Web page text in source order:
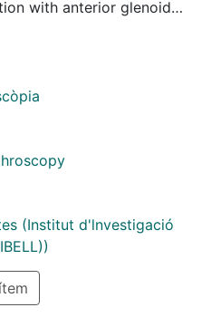
with anterior glenoid
failed Bankart repair,
and arthroscopic
similar outcomes by
low, are still a matter of
arthroscopic Latarjet
a cerclage
and coracoid tunnels
reconstruction.
(Institut d'lnvestigació